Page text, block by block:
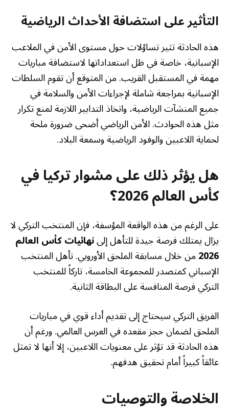
التأثير على استضافة الأحداث الرياضية
هذه الحادثة تثير تساؤلات حول مستوى الأمن في الملاعب
الإسبانية، خاصة في ظل استعداداتها لاستضافة مباريات
مهمة في المستقبل القريب. من المتوقع أن تقوم السلطات
الإسبانية بمراجعة شاملة لإجراءات الأمن والسلامة في
جميع المنشآت الرياضية، واتخاذ التدابير اللازمة لمنع تكرار
مثل هذه الحوادث. الأمن الرياضي أضحى ضرورة ملحة
لحماية اللاعبين والوفود الرياضية وسمعة البلاد.
هل يؤثر ذلك على مشوار تركيا في
كأس العالم 2026 ؟
على الرغم من هذه الواقعة المؤسفة، فإن المنتخب التركي لا
يزال يمتلك فرصة جيدة للتأهل إلىنهائيات كأس العالم
2026من خلال مسابقة الملحق الأوروبي. تأهل المنتخب
الإسباني كمتصدر للمجموعة الخامسة، تاركاً للمنتخب
التركي فرصة المنافسة على البطاقة الثانية.
الفريق التركي سيحتاج إلى تقديم أداء قوي في مباريات
الملحق لضمان حجز مقعده في العرس العالمي. ورغم أن
هذه الحادثة قد تؤثر على معنويات اللاعبين، إلا أنها لا تمثل
عائقاً كبيراً أمام تحقيق هدفهم.
الخلاصة والتوصيات